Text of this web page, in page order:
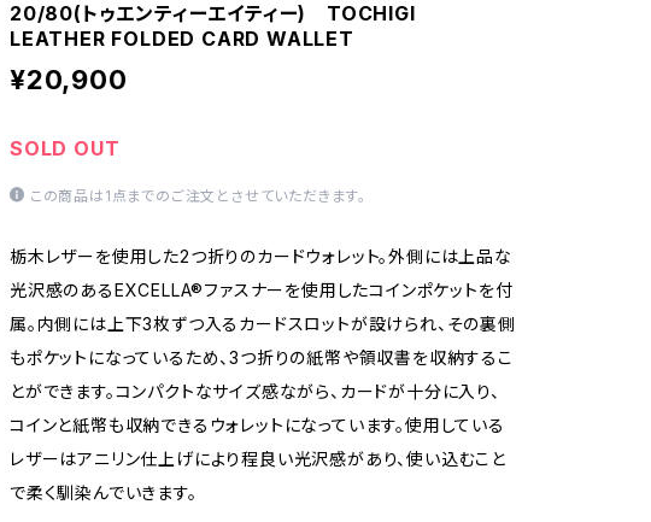
20/80(トゥエンティーエイティー) TOCHIGI
LEATHER FOLDED CARD WALLET
¥20,900
SOLD OUT
この商品は1点までのご注文とさせていただきます。
栃木レザーを使用した2つ折りのカードウォレット。外側には上品な
光沢感のあるEXCELLA®ファスナーを使用したコインポケットを付
属。内側には上下3枚ずつ入るカードスロットが設けられ、その裏側
もポケットになっているため、3つ折りの紙幣や領収書を収納するこ
とができます。コンパクトなサイズ感ながら、カードが十分に入り、
コインと紙幣も収納できるウォレットになっています。使用している
レザーはアニリン仕上げにより程良い光沢感があり、使い込むこと
で柔く馴染んでいきます。